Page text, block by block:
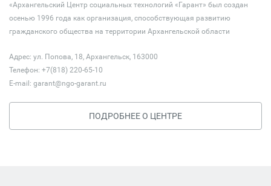
«Архангельский Центр социальных технологий «Гарант» был создан
осенью 1996 года как организация, способствующая развитию
гражданского общества на территории Архангельской области
Адрес: ул. Попова, 18, Архангельск, 163000
Телефон: +7(818) 220-65-10
E-mail: garant@ngo-garant.ru
ПОДРОБНЕЕ О ЦЕНТРЕ